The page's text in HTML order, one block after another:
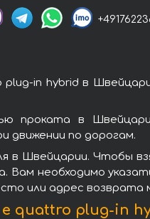
in hybrid в
проката в
движении по дорогам.
Швейцарии. Чтобы
Вам необходимо
или адрес возврата
e quattro plug-in